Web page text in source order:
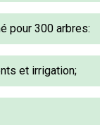
pour 300 arbres:
et irrigation;